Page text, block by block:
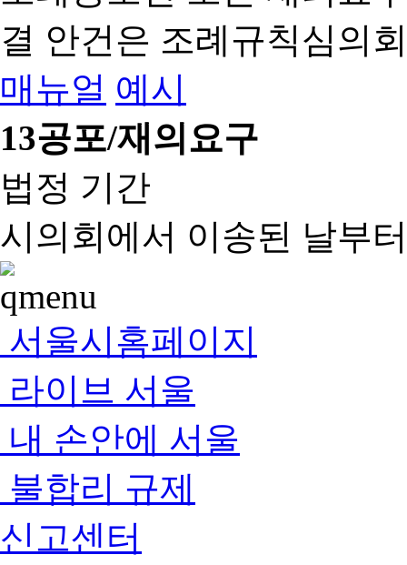
결 안건은 조례규칙심의
매뉴얼 예시
13공포/재의요구
법정 기간
시의회에서 이송된 날부
서울시홈페이지
라이브 서울
내 손안에 서울
불합리 규제
신고센터